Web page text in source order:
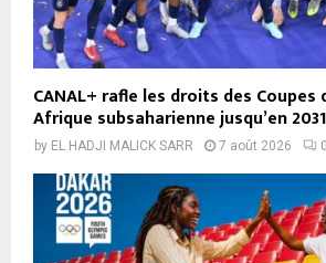
CANAL+ rafle les droits des Coupes
Afrique subsaharienne jusqu’en 2031
by EL HADJI MALICK SARR 7 août 2026 0